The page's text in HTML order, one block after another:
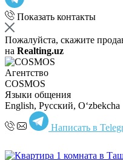
Показать контакты
Пожалуйста, скажите
на Realting.uz
Агентство
COSMOS
Языки общения
English, Русский, Oʻzbekcha
Написать в